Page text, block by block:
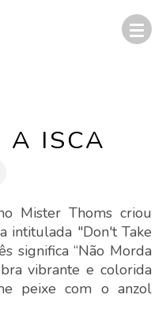
A ISCA
Mister Thoms criou
intitulada "Don't Take
significa “Não Morda
vibrante e colorida
peixe com o anzol